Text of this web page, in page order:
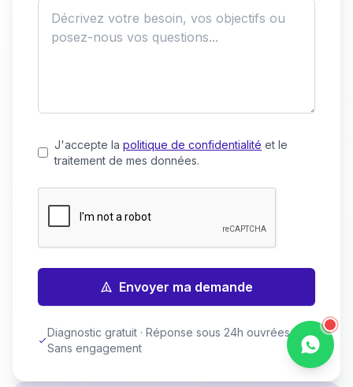
J'accepte la politique de confidentialité et le
traitement de mes données.
Envoyer ma demande
Diagnostic gratuit · Réponse sous 24h ouvrées ·
Sans engagement
Discuter